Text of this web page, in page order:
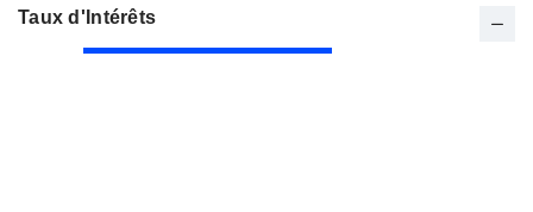
Taux d'Intérêts